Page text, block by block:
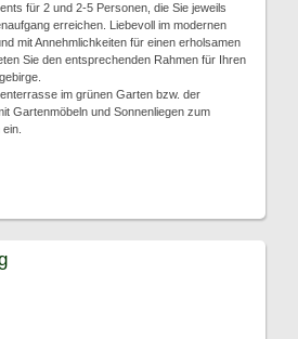
für 2 und 2-5 Personen, die Sie jeweils
erreichen. Liebevoll im modernen
mit Annehmlichkeiten für einen erholsamen
Sie den entsprechenden Rahmen für Ihren
im grünen Garten bzw. der
Gartenmöbeln und Sonnenliegen zum